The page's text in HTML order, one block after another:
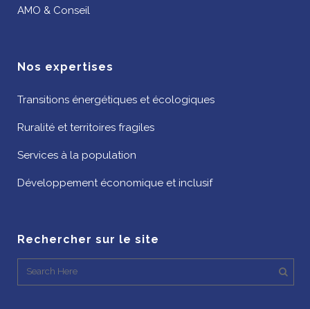
AMO & Conseil
Nos expertises
Transitions énergétiques et écologiques
Ruralité et territoires fragiles
Services à la population
Développement économique et inclusif
Rechercher sur le site